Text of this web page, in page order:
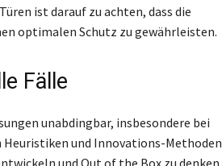
ist darauf zu achten, dass die
optimalen Schutz zu gewährleisten.
Fälle
unabdingbar, insbesondere bei
Heuristiken und Innovations-Methoden
und Out of the Box zu denken.